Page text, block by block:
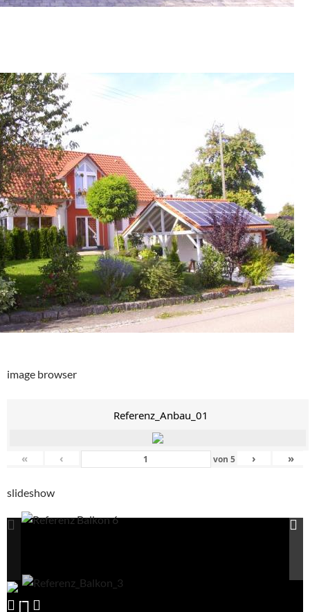
image browser
Referenz_Anbau_01
« ‹ von 5 › »
slideshow